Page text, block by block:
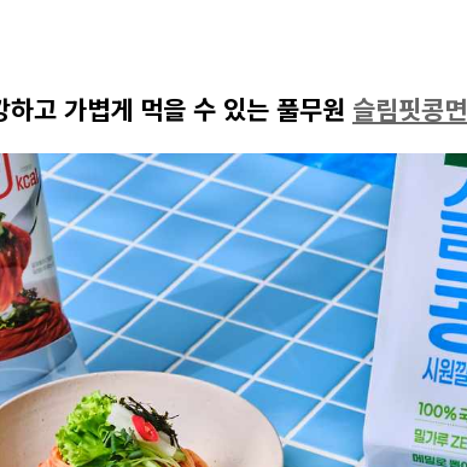
고 가볍게 먹을 수 있는 풀무원 슬림핏콩면